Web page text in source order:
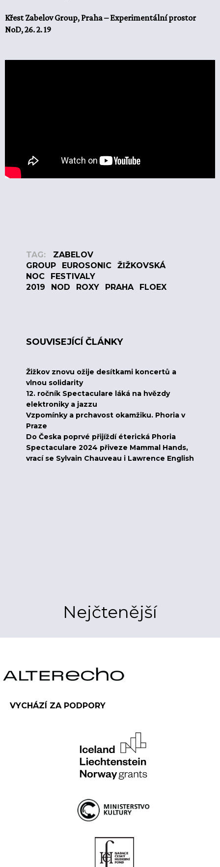
Křest Zabelov Group, Praha – Experimentální prostor
NoD, 26. 2. 19
TAG:
ZABELOV
GROUP
EUROSONIC
ŽIŽKOVSKÁ
NOC
FESTIVALY
2019
NOD ROXY PRAHA FLOEX
SOUVISEJÍCÍ ČLÁNKY
Žižkov znovu ožije desítkami koncertů a
vlnou solidarity
12. ročník Spectaculare láká na hvězdy
elektroniky a jazzu
Vzpomínky a prchavost okamžiku. Phoria v
Praze
Do Česka poprvé přijíždí éterická Phoria
Spectaculare 2024 přiveze Mammal Hands,
vrací se Sylvain Chauveau i Lawrence English
Nejčtenější
VYCHÁZÍ ZA PODPORY